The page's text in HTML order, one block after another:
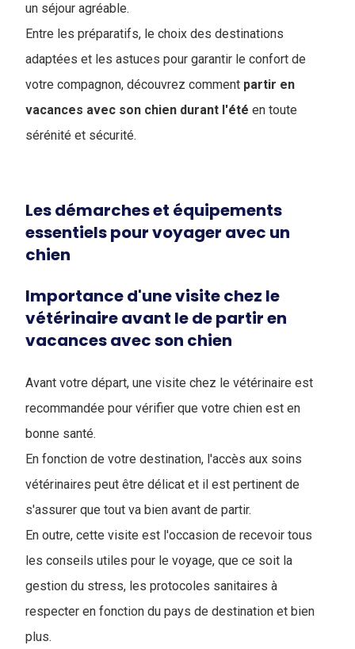
un séjour agréable.
Entre les préparatifs, le choix des destinations
adaptées et les astuces pour garantir le confort de
votre compagnon, découvrez comment partir en
vacances avec son chien durant l'été en toute
sérénité et sécurité.
Les démarches et équipements
essentiels pour voyager avec un
chien
Importance d'une visite chez le
vétérinaire avant le de partir en
vacances avec son chien
Avant votre départ, une visite chez le vétérinaire est
recommandée pour vérifier que votre chien est en
bonne santé.
En fonction de votre destination, l'accès aux soins
vétérinaires peut être délicat et il est pertinent de
s'assurer que tout va bien avant de partir.
En outre, cette visite est l'occasion de recevoir tous
les conseils utiles pour le voyage, que ce soit la
gestion du stress, les protocoles sanitaires à
respecter en fonction du pays de destination et bien
plus.